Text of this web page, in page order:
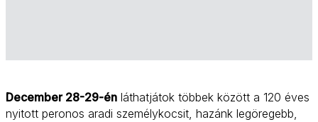
December 28-29-én láthatjátok többek között a 120 éves
nyitott peronos aradi személykocsit, hazánk legöregebb,